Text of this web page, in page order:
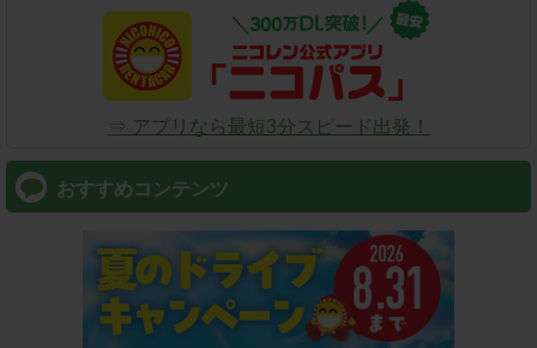
⇒ アプリなら最短3分スピード出発！
おすすめコンテンツ